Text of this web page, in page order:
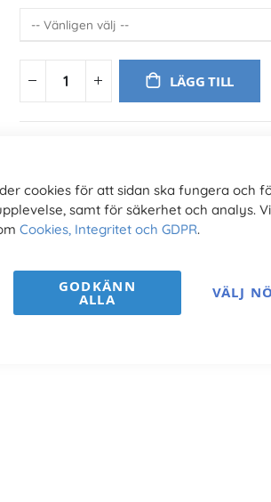
cookies för att sidan ska fungera och
samt för säkerhet och analys.
Cookies, Integritet och GDPR.
GODKÄNN
ALLA VÄLJ
LÄGG TILL